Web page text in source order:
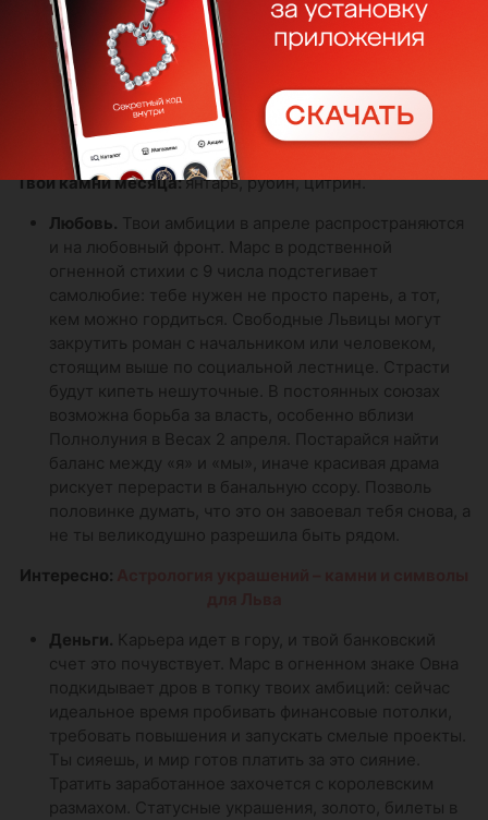
Твои камни месяца:янтарь, рубин, цитрин.
Любовь. Твои амбиции в апреле распространяются
и на любовный фронт. Марс в родственной
огненной стихии с 9 числа подстегивает
самолюбие: тебе нужен не просто парень, а тот,
кем можно гордиться. Свободные Львицы могут
закрутить роман с начальником или человеком,
стоящим выше по социальной лестнице. Страсти
будут кипеть нешуточные. В постоянных союзах
возможна борьба за власть, особенно вблизи
Полнолуния в Весах 2 апреля. Постарайся найти
баланс между «я» и «мы», иначе красивая драма
рискует перерасти в банальную ссору. Позволь
половинке думать, что это он завоевал тебя снова, а
не ты великодушно разрешила быть рядом.
Интересно:
Деньги. Карьера идет в гору, и твой банковский
счет это почувствует. Марс в огненном знаке Овна
подкидывает дров в топку твоих амбиций: сейчас
идеальное время пробивать финансовые потолки,
требовать повышения и запускать смелые проекты.
Ты сияешь, и мир готов платить за это сияние.
Тратить заработанное захочется с королевским
размахом. Статусные украшения, золото, билеты в